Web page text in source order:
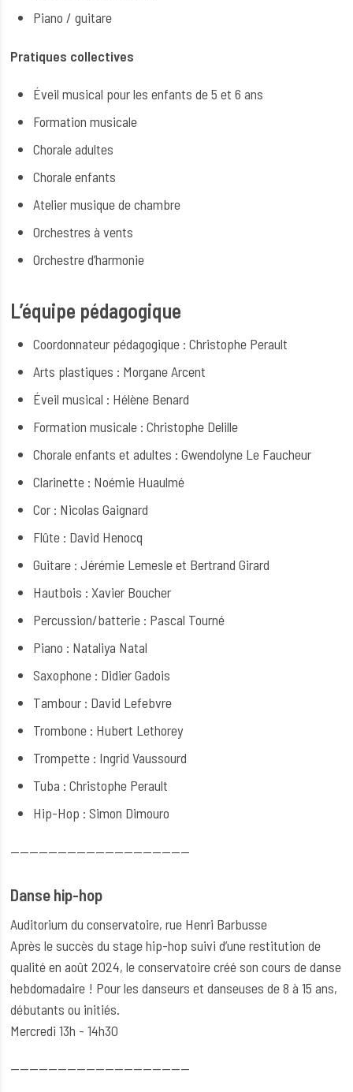
Piano / guitare
Pratiques collectives
Éveil musical pour les enfants de 5 et 6 ans
Formation musicale
Chorale adultes
Chorale enfants
Atelier musique de chambre
Orchestres à vents
Orchestre d’harmonie
L’équipe pédagogique
Coordonnateur pédagogique : Christophe Perault
Arts plastiques : Morgane Arcent
Éveil musical : Hélène Benard
Formation musicale : Christophe Delille
Chorale enfants et adultes : Gwendolyne Le Faucheur
Clarinette : Noémie Huaulmé
Cor : Nicolas Gaignard
Flûte : David Henocq
Guitare : Jérémie Lemesle et Bertrand Girard
Hautbois : Xavier Boucher
Percussion/batterie : Pascal Tourné
Piano : Nataliya Natal
Saxophone : Didier Gadois
Tambour : David Lefebvre
Trombone : Hubert Lethorey
Trompette : Ingrid Vaussourd
Tuba : Christophe Perault
Hip-Hop : Simon Dimouro
--------------------------------------
Danse hip-hop
Auditorium du conservatoire, rue Henri Barbusse
Après le succès du stage hip-hop suivi d’une restitution de
qualité en août 2024, le conservatoire créé son cours de danse
hebdomadaire ! Pour les danseurs et danseuses de 8 à 15 ans,
débutants ou initiés.
Mercredi 13h - 14h30
--------------------------------------